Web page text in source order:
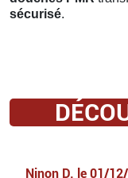
sécurisé.
Ninon D. le 01/